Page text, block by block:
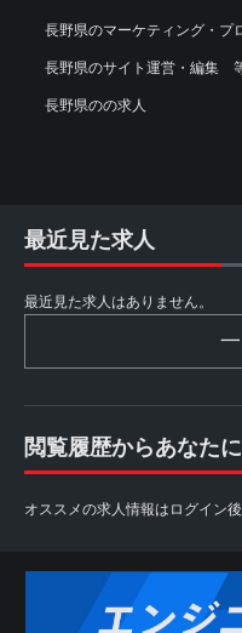
長野県のマーケティング・プ
長野県のサイト運営・編集
長野県のの求人
最近見た求人
最近見た求人はありません。
閲覧履歴からあなた
オススメの求人情報はログイン